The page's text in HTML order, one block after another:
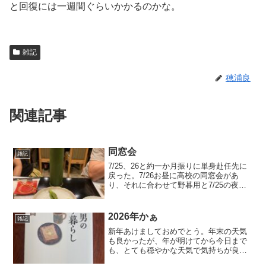
と回復には一週間ぐらいかかるのかな。
雑記
穂浦良
関連記事
雑記 同窓会
7/25、26と約一か月振りに単身赴任先に
戻った。7/26お昼に高校の同窓会があ
り、それに合わせて野暮用と7/25の夜は
で、こちらに合わせてもらった経緯もあ
り、本当に頸椎...
雑記 2026年かぁ
新年あけましておめでとう。年末の天気
も良かったが、年が明けてから今日まで
も、とても穏やかな天気で気持ちが良